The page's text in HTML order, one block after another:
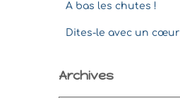
A bas les chutes !
Dites-le avec un cœur
Archives